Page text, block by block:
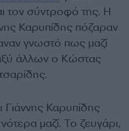
τον σύντροφό της. Η
Καρυπίδης πόζαραν
γνωστό πως μαζί
άλλων ο Κώστας
Καρυπίδης
μαζί. Το ζευγάρι,